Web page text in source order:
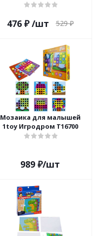
476₽ /шт 529₽
Мозаика для малышей
1toy Игродром Т16700
989 ₽/шт